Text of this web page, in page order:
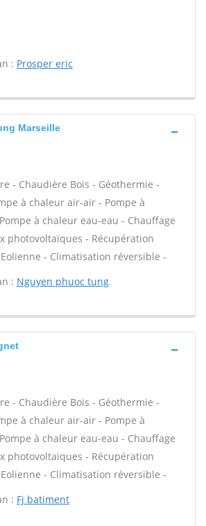
: Prosper eric
Marseille
- Chaudière Bois - Géothermie -
à chaleur air-air - Pompe à
à chaleur eau-eau - Chauffage
photovoltaïques - Récupération
Eolienne - Climatisation réversible -
: Nguyen phuoc tung
- Chaudière Bois - Géothermie -
à chaleur air-air - Pompe à
à chaleur eau-eau - Chauffage
photovoltaïques - Récupération
Eolienne - Climatisation réversible -
: Fj batiment